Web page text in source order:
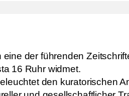
der führenden
16 Ruhr widmet.
den kuratorischen